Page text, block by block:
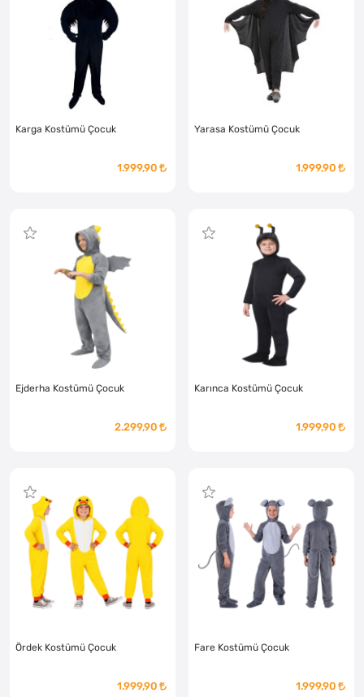
Karga Kostümü Çocuk
1.999,90
Yarasa Kostümü Çocuk
1.999,90
Ejderha Kostümü Çocuk
2.299,90
Karınca Kostümü Çocuk
1.999,90
Ördek Kostümü Çocuk
1.999,90
Fare Kostümü Çocuk
1.999,90